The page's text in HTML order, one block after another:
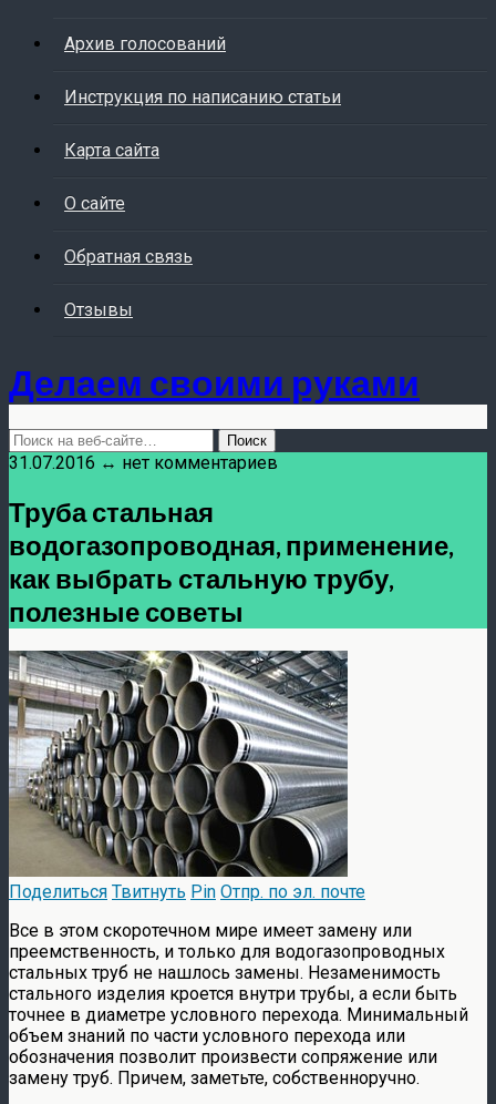
Архив голосований
Инструкция по написанию статьи
Карта сайта
О сайте
Обратная связь
Отзывы
Делаем своими руками
31.07.2016 ↔ нет комментариев
Труба стальная
водогазопроводная, применение,
как выбрать стальную трубу,
полезные советы
Поделиться Твитнуть Pin Отпр. по эл. почте
Все в этом скоротечном мире имеет замену или
преемственность, и только для водогазопроводных
стальных труб не нашлось замены. Незаменимость
стального изделия кроется внутри трубы, а если быть
точнее в диаметре условного перехода. Минимальный
объем знаний по части условного перехода или
обозначения позволит произвести сопряжение или
замену труб. Причем, заметьте, собственноручно.